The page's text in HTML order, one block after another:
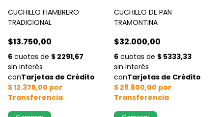
CUCHILLO FIAMBRERO
TRADICIONAL
$13.750,00
CUCHILLO DE PAN
TRAMONTINA
$32.000,00